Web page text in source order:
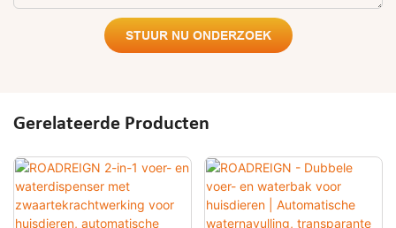
STUUR NU ONDERZOEK
Gerelateerde Producten